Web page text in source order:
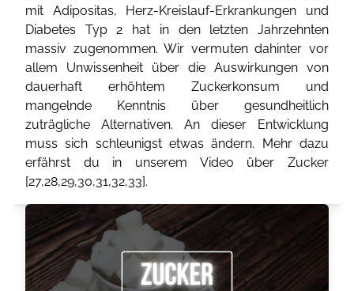
mit Adipositas, Herz-Kreislauf-Erkrankungen und
Diabetes Typ 2 hat in den letzten Jahrzehnten
massiv zugenommen. Wir vermuten dahinter vor
allem Unwissenheit über die Auswirkungen von
dauerhaft erhöhtem Zuckerkonsum und
mangelnde Kenntnis über gesundheitlich
zuträgliche Alternativen. An dieser Entwicklung
muss sich schleunigst etwas ändern. Mehr dazu
erfährst du in unserem Video über Zucker
[27,28,29,30,31,32,33].